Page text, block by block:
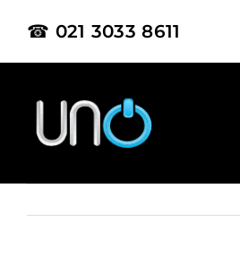
☎ 021 3033 8611